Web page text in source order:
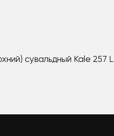
сувальдный Kale 257 L